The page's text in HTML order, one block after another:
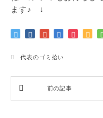
ます♪ ↓
代表のゴミ拾い